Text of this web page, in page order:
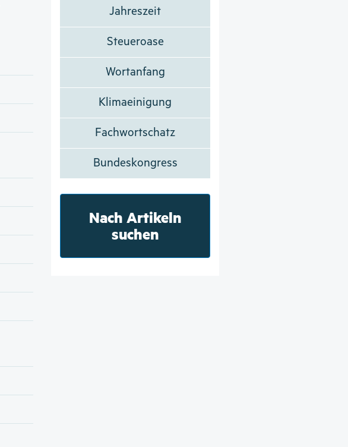
Jahreszeit
Steueroase
Wortanfang
Klimaeinigung
Fachwortschatz
Bundeskongress
Nach Artikeln
suchen